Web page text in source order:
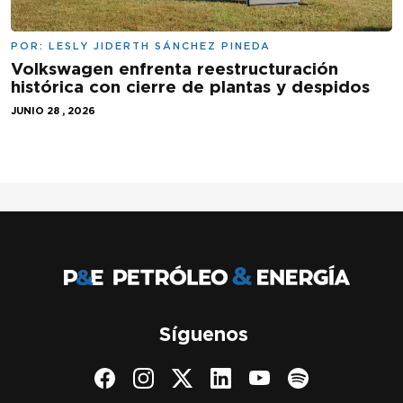
POR: LESLY JIDERTH SÁNCHEZ PINEDA
Volkswagen enfrenta reestructuración
histórica con cierre de plantas y despidos
JUNIO 28 , 2026
Síguenos